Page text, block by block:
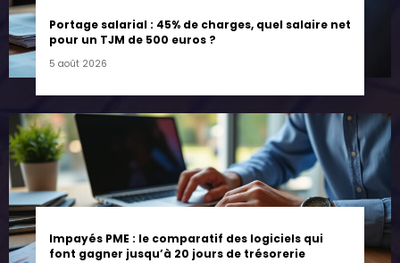
Portage salarial : 45% de charges, quel salaire net
pour un TJM de 500 euros ?
5 août 2026
Impayés PME : le comparatif des logiciels qui
font gagner jusqu’à 20 jours de trésorerie